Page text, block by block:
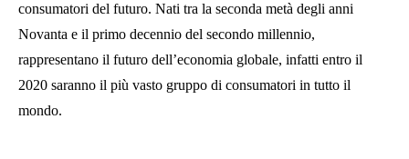
consumatori del futuro. Nati tra la seconda metà degli anni
Novanta e il primo decennio del secondo millennio,
rappresentano il futuro dell’economia globale, infatti entro il
2020 saranno il più vasto gruppo di consumatori in tutto il
mondo.